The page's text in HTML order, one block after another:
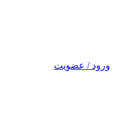
ورود / عضویت